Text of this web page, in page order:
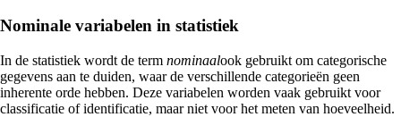
Nominale variabelen in statistiek
In de statistiek wordt de term nominaalook gebruikt om categorische
gegevens aan te duiden, waar de verschillende categorieën geen
inherente orde hebben. Deze variabelen worden vaak gebruikt voor
classificatie of identificatie, maar niet voor het meten van hoeveelheid.